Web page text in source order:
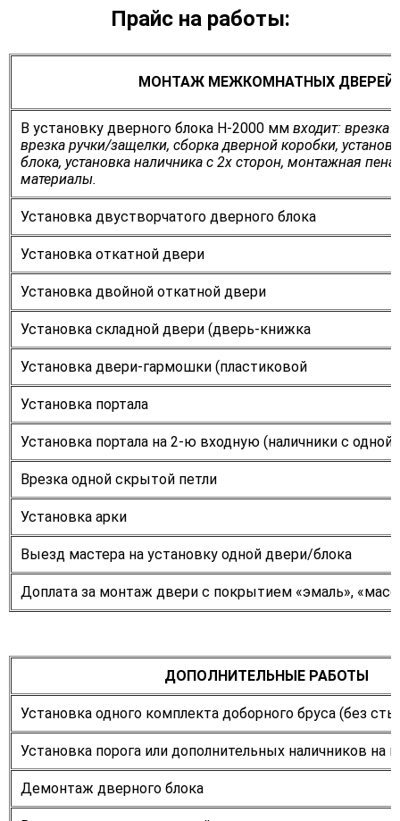
Прайс на работы:
МОНТАЖ МЕЖКОМНАТНЫХ ДВЕРЕЙ
В установку дверного блока Н-2000 мм входит: врезка
врезка ручки/защелки, сборка дверной коробки,
блока, установка наличника с 2х сторон, монтажная
материалы.
Установка двустворчатого дверного блока
Установка откатной двери
Установка двойной откатной двери
Установка складной двери (дверь-книжка
Установка двери-гармошки (пластиковой
Установка портала
Установка портала на 2-ю входную (наличники с одной
Врезка одной скрытой петли
Установка арки
Выезд мастера на установку одной двери/блока
Доплата за монтаж двери с покрытием «эмаль»,
ДОПОЛНИТЕЛЬНЫЕ РАБОТЫ
Установка одного комплекта доборного бруса (без
Установка порога или дополнительных наличников на
Демонтаж дверного блока